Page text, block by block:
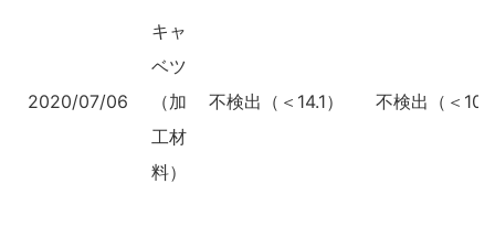
2020/07/06
キャ
ベツ
（加
工材
料）
不検出（＜14.1） 不検出（＜